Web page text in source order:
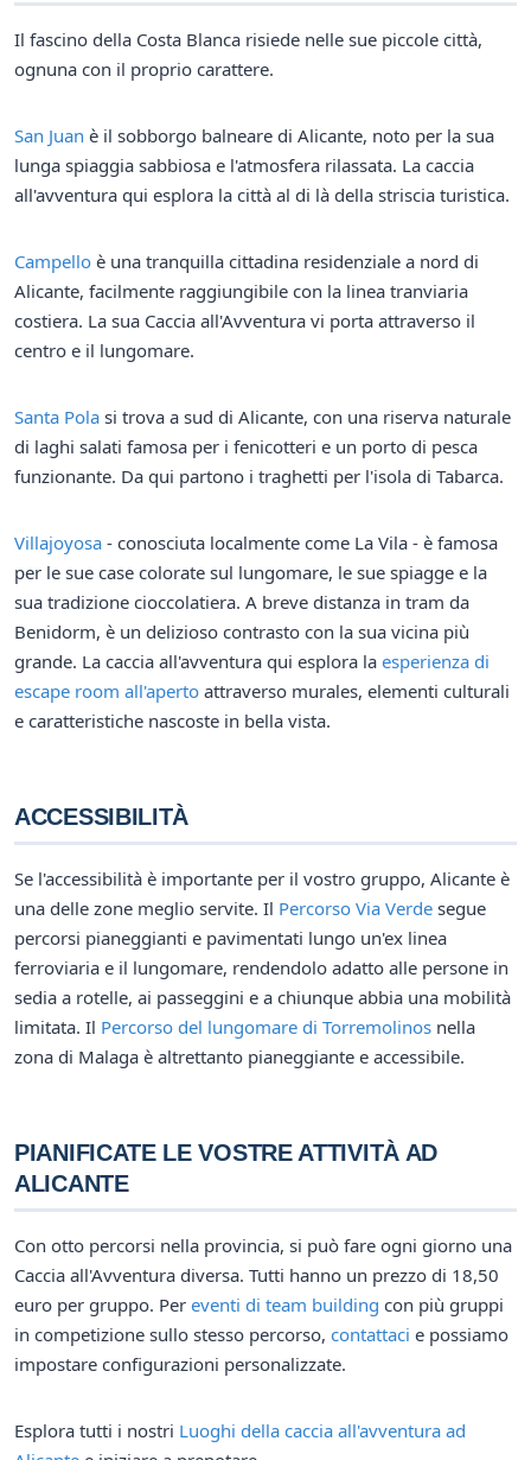
Il fascino della Costa Blanca risiede nelle sue piccole città,
ognuna con il proprio carattere.
San Juan è il sobborgo balneare di Alicante, noto per la sua
lunga spiaggia sabbiosa e l'atmosfera rilassata. La caccia
all'avventura qui esplora la città al di là della striscia turistica.
Campello è una tranquilla cittadina residenziale a nord di
Alicante, facilmente raggiungibile con la linea tranviaria
costiera. La sua Caccia all'Avventura vi porta attraverso il
centro e il lungomare.
Santa Pola si trova a sud di Alicante, con una riserva naturale
di laghi salati famosa per i fenicotteri e un porto di pesca
funzionante. Da qui partono i traghetti per l'isola di Tabarca.
Villajoyosa - conosciuta localmente come La Vila - è famosa
per le sue case colorate sul lungomare, le sue spiagge e la
sua tradizione cioccolatiera. A breve distanza in tram da
Benidorm, è un delizioso contrasto con la sua vicina più
grande. La caccia all'avventura qui esplora la esperienza di
escape room all'aperto attraverso murales, elementi culturali
e caratteristiche nascoste in bella vista.
ACCESSIBILITÀ
Se l'accessibilità è importante per il vostro gruppo, Alicante è
una delle zone meglio servite. Il Percorso Via Verde segue
percorsi pianeggianti e pavimentati lungo un'ex linea
ferroviaria e il lungomare, rendendolo adatto alle persone in
sedia a rotelle, ai passeggini e a chiunque abbia una mobilità
limitata. Il Percorso del lungomare di Torremolinos nella
zona di Malaga è altrettanto pianeggiante e accessibile.
PIANIFICATE LE VOSTRE ATTIVITÀ AD
ALICANTE
Con otto percorsi nella provincia, si può fare ogni giorno una
Caccia all'Avventura diversa. Tutti hanno un prezzo di 18,50
euro per gruppo. Per eventi di team building con più gruppi
in competizione sullo stesso percorso, contattaci e possiamo
impostare configurazioni personalizzate.
Esplora tutti i nostri Luoghi della caccia all'avventura ad